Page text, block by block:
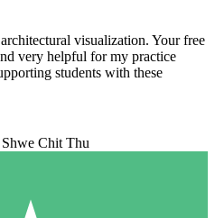
visualization. Your free
very helpful for my practice
students with these
Shwe Chit Thu